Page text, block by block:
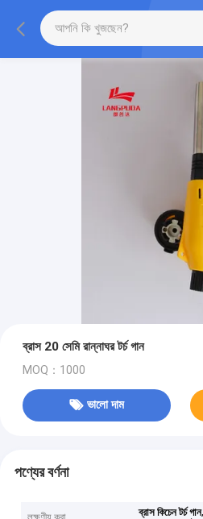
ব্রাস 20 সেমি রান্নাঘর টর্চ গান
MOQ：1000
ভালো দাম
পণ্যের বর্ণনা
ব্রাস কিচেন টর্চ গান,